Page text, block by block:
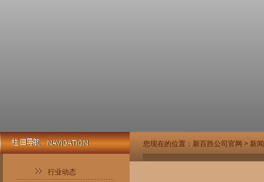
行业动态
您现在的位置： 新百胜公司官网 > 新